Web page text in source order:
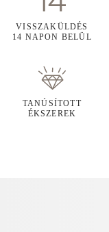
VISSZAKÜLDÉS
14 NAPON BELÜL
TANÚSÍTOTT
ÉKSZEREK